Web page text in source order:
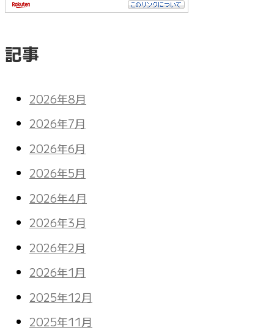
記事
2026年8月
2026年7月
2026年6月
2026年5月
2026年4月
2026年3月
2026年2月
2026年1月
2025年12月
2025年11月